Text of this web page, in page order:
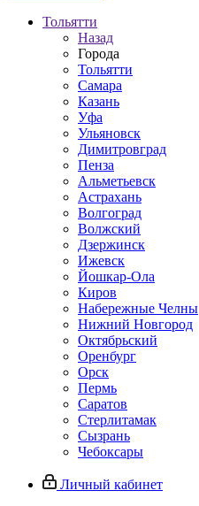
Тольятти
Назад
Города
Тольятти
Самара
Казань
Уфа
Ульяновск
Димитровград
Пенза
Альметьевск
Астрахань
Волгоград
Волжский
Дзержинск
Ижевск
Йошкар-Ола
Киров
Набережные Челны
Нижний Новгород
Октябрьский
Оренбург
Орск
Пермь
Саратов
Стерлитамак
Сызрань
Чебоксары
Личный кабинет